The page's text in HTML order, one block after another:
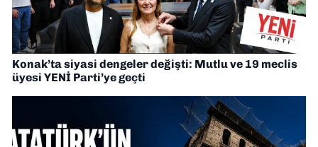
Konak’ta siyasi dengeler değişti: Mutlu ve 19 meclis
üyesi YENİ Parti’ye geçti